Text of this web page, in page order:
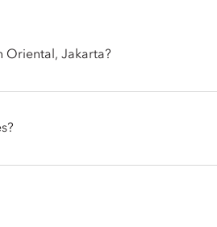
Oriental, Jakarta?
Mandarin suites.
televisions and air conditioning.